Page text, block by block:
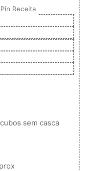
Pin Receita
sem casca